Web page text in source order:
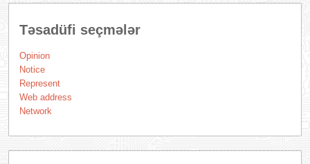
Təsadüfi seçmələr
Opinion
Notice
Represent
Web address
Network